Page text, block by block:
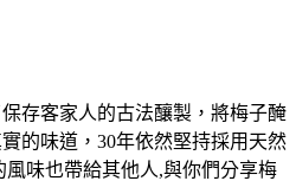
存客家人的古法釀製，將梅子醃
的味道，30年依然堅持採用天然
味也帶給其他人,與你們分享梅